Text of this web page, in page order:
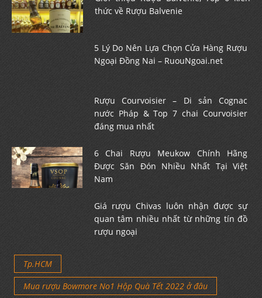
thức về Rượu Balvenie
5 Lý Do Nên Lựa Chọn Cửa Hàng Rượu
Ngoại Đồng Nai – RuouNgoai.net
Rượu Courvoisier – Di sản Cognac
nước Pháp & Top 7 chai Courvoisier
đáng mua nhất
6 Chai Rượu Meukow Chính Hãng
Được Săn Đón Nhiều Nhất Tại Việt
Nam
Giá rượu Chivas luôn nhận được sự
quan tâm nhiều nhất từ những tín đồ
rượu ngoại
Tp.HCM
Mua rượu Bowmore No1 Hộp Quà Tết 2022 ở đâu